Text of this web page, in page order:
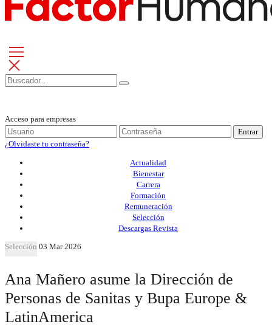
Acceso para empresas
Entrar
¿Olvidaste tu contraseña?
Actualidad
Bienestar
Carrera
Formación
Remuneración
Selección
Descargas Revista
Selección 03 Mar 2026
Ana Mañero asume la Dirección de
Personas de Sanitas y Bupa Europe &
LatinAmerica